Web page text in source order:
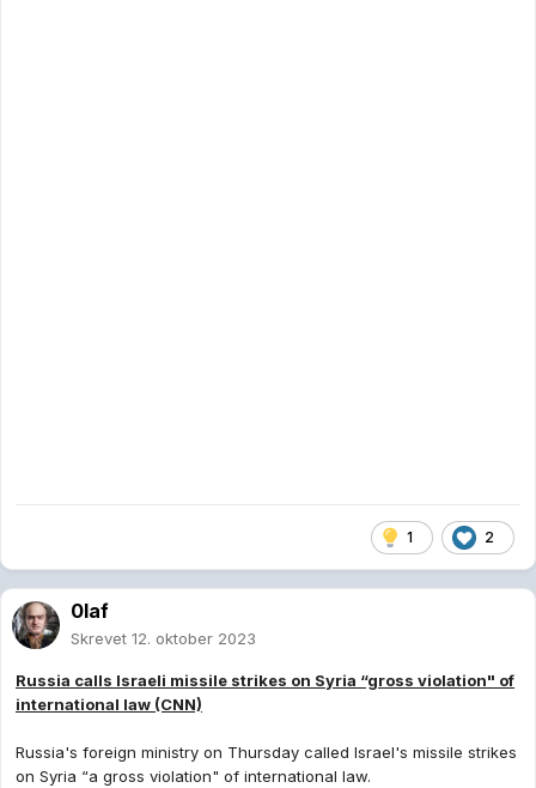
1 2
0laf
Skrevet 12. oktober 2023
Russia calls Israeli missile strikes on Syria “gross violation" of
international law (CNN)
Russia's foreign ministry on Thursday called Israel's missile strikes
on Syria “a gross violation" of international law.